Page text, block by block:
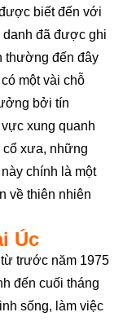
biết đến với
danh đã được ghi
thường đến đây
một vài chỗ
bởi tín
xung quanh
xưa, những
chính là một
về thiên nhiên
Úc
từ trước năm 1975
đến cuối tháng
sống, làm việc